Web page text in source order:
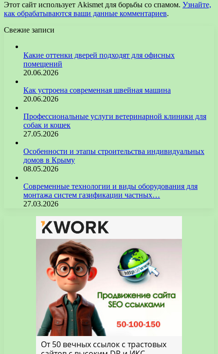
Этот сайт использует Akismet для борьбы со спамом. Узнайте,
как обрабатываются ваши данные комментариев.
Свежие записи
Какие оттенки дверей подходят для офисных
помещений
20.06.2026
Как устроена современная швейная машина
20.06.2026
Профессиональные услуги ветеринарной клиники для
собак и кошек
27.05.2026
Особенности и этапы строительства индивидуальных
домов в Крыму
08.05.2026
Современные технологии и виды оборудования для
монтажа систем газификации частных…
27.03.2026